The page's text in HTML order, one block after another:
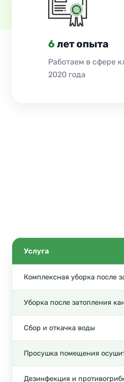
6 лет опыта
Работаем в сфере
2020 года
Услуга
Комплексная уборка после
Уборка после затопления
Сбор и откачка воды
Просушка помещения
Дезинфекция и